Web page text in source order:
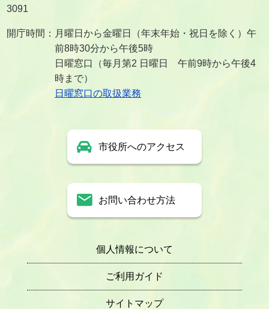
3091
開庁時間：月曜日から金曜日（年末年始・祝日を除く）午
前8時30分から午後5時
日曜窓口（毎月第2 日曜日 午前9時から午後4
時まで）
日曜窓口の取扱業務
市役所へのアクセス
お問い合わせ方法
個人情報について
ご利用ガイド
サイトマップ